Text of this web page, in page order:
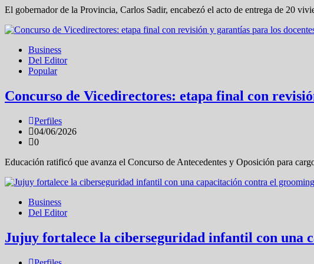
El gobernador de la Provincia, Carlos Sadir, encabezó el acto de entrega de 20
Business
Del Editor
Popular
Concurso de Vicedirectores: etapa final con
Perfiles
04/06/2026
0
Educación ratificó que avanza el Concurso de Antecedentes y Oposición para
Business
Del Editor
Jujuy fortalece la ciberseguridad infantil con una